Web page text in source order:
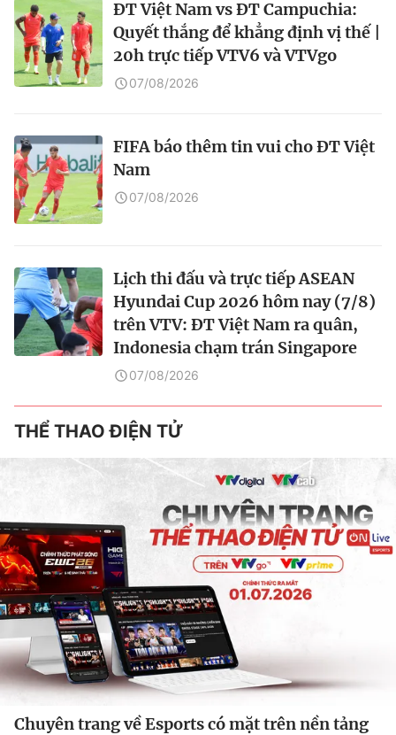
ĐT Việt Nam vs ĐT Campuchia:
Quyết thắng để khẳng định vị thế |
20h trực tiếp VTV6 và VTVgo
07/08/2026
FIFA báo thêm tin vui cho ĐT Việt
Nam
07/08/2026
Lịch thi đấu và trực tiếp ASEAN
Hyundai Cup 2026 hôm nay (7/8)
trên VTV: ĐT Việt Nam ra quân,
Indonesia chạm trán Singapore
07/08/2026
THỂ THAO ĐIỆN TỬ
Chuyên trang về Esports có mặt trên nền tảng